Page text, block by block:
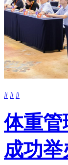
# # #
体重
成功举